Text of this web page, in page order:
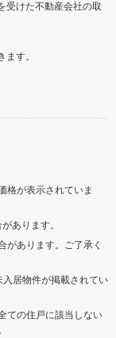
受けた不動産会社の取
す。
格が表示されていま
あります。
があります。ご了承く
入居物件が掲載されてい
ての住戸に該当しない